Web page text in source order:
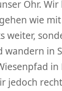
Ohr. Wir
wie
weiter,
wandern in
in
jedoch